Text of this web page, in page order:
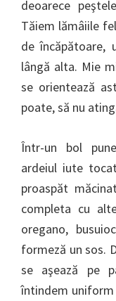
deoarece
Tăiem lămâiile
de încăpătoare,
lângă alta. Mie
se orientează
poate, să nu
Într-un bol
ardeiul iute
proaspăt
completa cu
oregano,
formeză un sos.
se aşează pe
întindem